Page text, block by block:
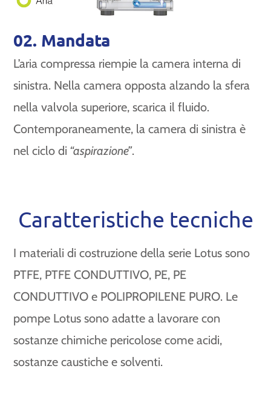
02. Mandata
L’aria compressa riempie la camera interna di
sinistra. Nella camera opposta alzando la sfera
nella valvola superiore, scarica il fluido.
Contemporaneamente, la camera di sinistra è
nel ciclo di “aspirazione”.
Caratteristiche tecniche
I materiali di costruzione della serie Lotus sono
PTFE, PTFE CONDUTTIVO, PE, PE
CONDUTTIVO e POLIPROPILENE PURO. Le
pompe Lotus sono adatte a lavorare con
sostanze chimiche pericolose come acidi,
sostanze caustiche e solventi.